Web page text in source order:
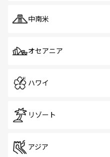
中南米
オセアニア
ハワイ
リゾート
アジア